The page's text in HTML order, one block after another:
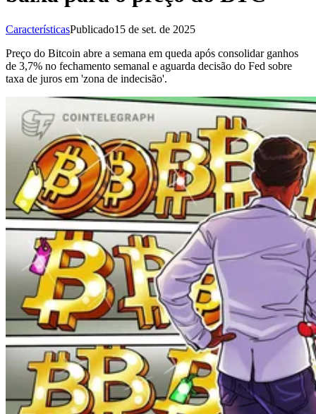
CaracterísticasPublicado15 de set. de 2025
Preço do Bitcoin abre a semana em queda após consolidar ganhos
de 3,7% no fechamento semanal e aguarda decisão do Fed sobre
taxa de juros em 'zona de indecisão'.